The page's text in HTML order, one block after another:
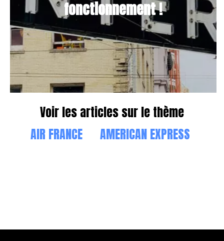
fonctionnement !
Voir les articles sur le thème
AIR FRANCE
AMERICAN EXPRESS